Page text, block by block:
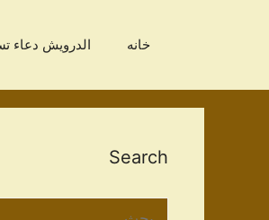
خانه الدرویش دعاء
Search